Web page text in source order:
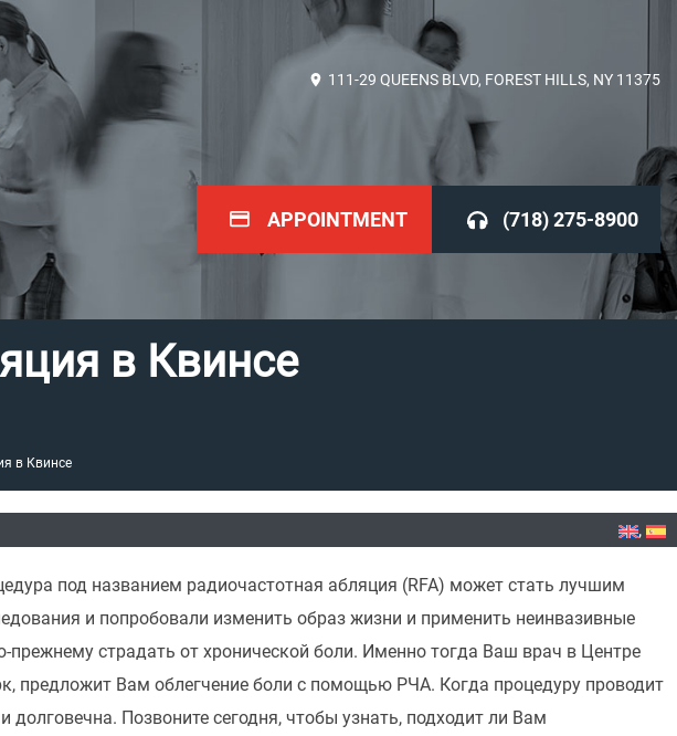
111-29 QUEENS BLVD, FOREST HILLS, NY 11375
APPOINTMENT (718) 275-8900
в Квинсе
в Квинсе
под названием радиочастотная абляция (RFA) может стать лучшим
и попробовали изменить образ жизни и применить неинвазивные
страдать от хронической боли. Именно тогда Ваш врач в Центре
предложит Вам облегчение боли с помощью РЧА. Когда процедуру проводит
Позвоните сегодня, чтобы узнать, подходит ли Вам